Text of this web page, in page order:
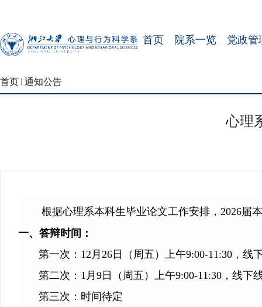
首页 院系一览 党政管
首页 通知公告
心理
根据心理系本科生毕业论文工作安排，2026届
一、答辩时间：
第一次：12月26日（周五）上午9:00-11:30，线
第二次： 1月9日
（周五）上午9:00-11:30，线下
第三次：时间待定